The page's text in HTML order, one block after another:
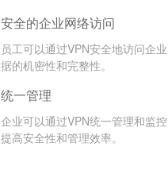
安全的企业网络访问
员工可以通过VPN安全地访问企
据的机密性和完整性。
统一管理
企业可以通过VPN统一管理和监
提高安全性和管理效率。